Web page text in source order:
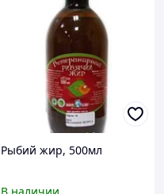
Рыбий жир, 500мл